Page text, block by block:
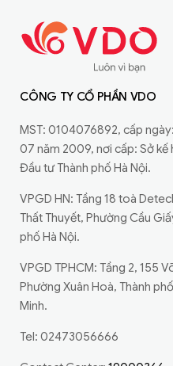
CÔNG TY CỔ PHẦN VDO
MST: 0104076892, cấp
07 năm 2009, nơi cấp: Sở kế
Đầu tư Thành phố Hà Nội.
VPGD HN: Tầng 18 toà
Thất Thuyết, Phường Cầu
phố Hà Nội.
VPGD TPHCM: Tầng 2, 155
Phường Xuân Hoà, Thành
Minh.
Tel: 02473056666